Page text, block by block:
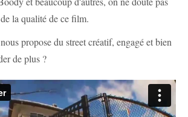
la qualité de ce film.
propose du street créatif, engagé et bien
de plus ?